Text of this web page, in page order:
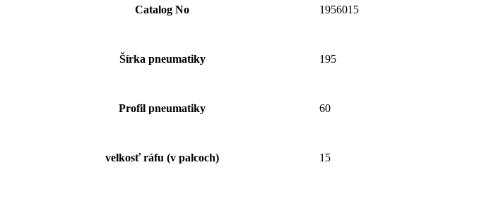
Catalog No 1956015
Šírka pneumatiky 195
Profil pneumatiky 60
velkosť ráfu (v palcoch) 15